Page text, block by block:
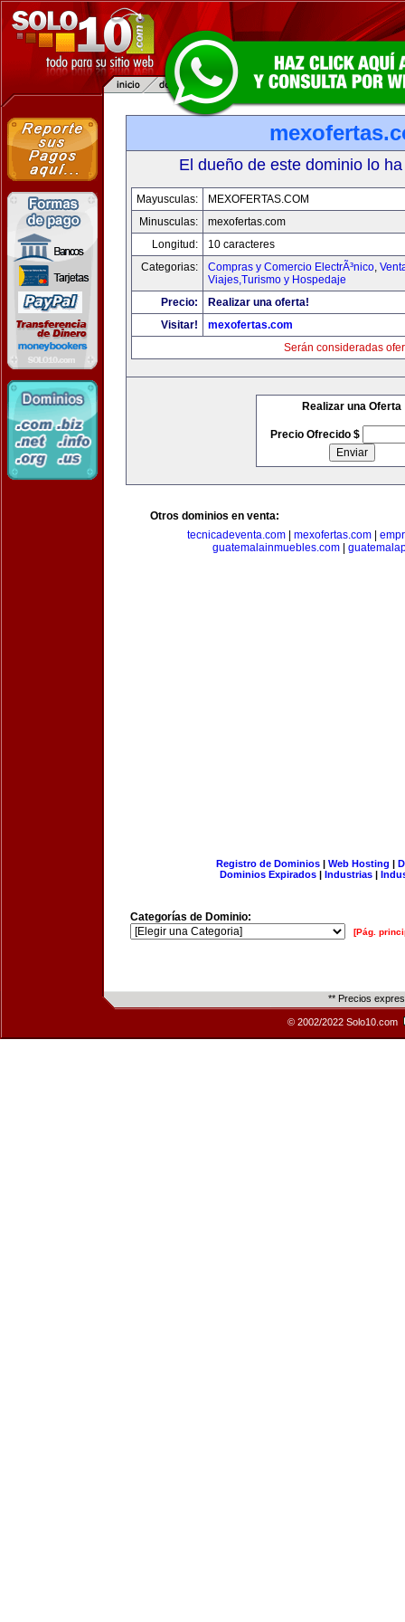
El dueño de este dominio lo
Mayusculas:
MEXOFERTAS.COM
Minusculas:
mexofertas.com
Longitud:
10 caracteres
Categorias:
Compras y Comercio ElectrÃ³nico,
Viajes,Turismo y Hospedaje
Precio:
Realizar una oferta!
Visitar!
mexofertas.com
Serán consideradas
Realizar una Oferta
Precio Ofrecido $
Otros dominios en venta:
tecnicadeventa.com
mexofertas.com
guatemalainmuebles.com|
Registro de Dominios| Web Hosting |
Dominios Expirados | Industrias |
Categorías de Dominio:
[Pág.
** Precios
© 2002/2022 Solo10.com